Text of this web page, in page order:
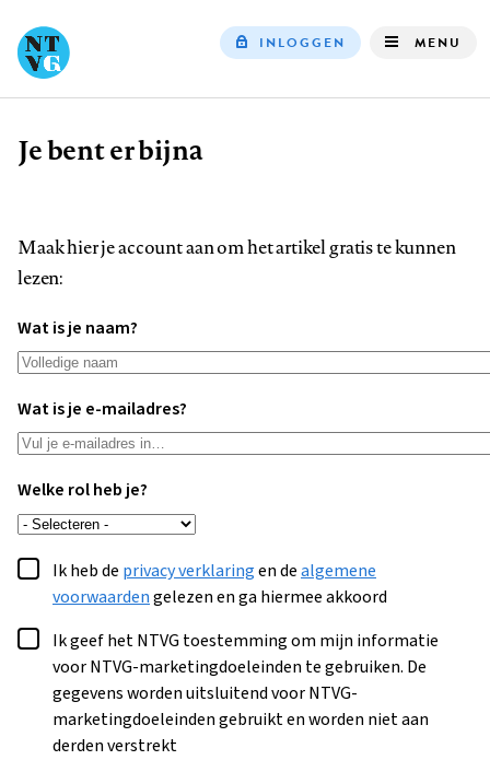
INLOGGEN MENU
Kruimelpad
Je bent er bijna
Maak hier je account aan om het artikel gratis te kunnen
lezen:
Wat is je naam?
Wat is je e-mailadres?
Welke rol heb je?
Ik heb de privacy verklaringen dealgemene
voorwaardengelezen en ga hiermee akkoord
Ik geef het NTVG toestemming om mijn informatie
voor NTVG-marketingdoeleinden te gebruiken. De
gegevens worden uitsluitend voor NTVG-
marketingdoeleinden gebruikt en worden niet aan
derden verstrekt